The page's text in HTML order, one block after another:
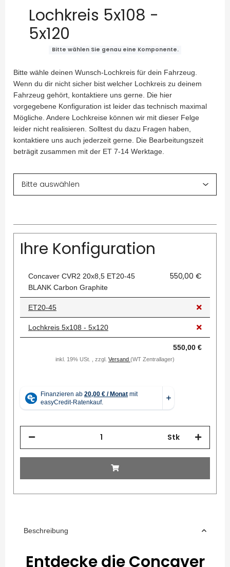
Lochkreis 5x108 -
5x120
Bitte wählen Sie genau eine Komponente.
Bitte wähle deinen Wunsch-Lochkreis für dein Fahrzeug.
Wenn du dir nicht sicher bist welcher Lochkreis zu deinem
Fahrzeug gehört, kontaktiere uns gerne. Die hier
vorgegebene Konfiguration ist leider das technisch maximal
Mögliche. Andere Lochkreise können wir mit dieser Felge
leider nicht realisieren. Solltest du dazu Fragen haben,
kontaktiere uns auch jederzeit gerne. Die Bearbeitungszeit
beträgit zusammen mit der ET 7-14 Werktage.
Ihre Konfiguration
Concaver CVR2 20x8,5 ET20-45
BLANK Carbon Graphite
550,00 €
ET20-45
Lochkreis 5x108 - 5x120
550,00 €
inkl. 19% USt. , zzgl. Versand (WT Zentrallager)
Stk
Beschreibung
Entdecke die Concaver